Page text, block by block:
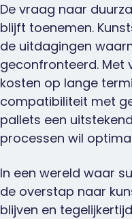
De vraag naar
blijft toenemen.
de uitdagingen
geconfronteerd. Met
kosten op lange
compatibiliteit met
pallets een
processen wil
In een wereld waar
de overstap naar
blijven en